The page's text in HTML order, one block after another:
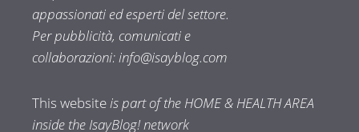
appassionati ed esperti del settore.
Per pubblicità, comunicati e
collaborazioni:info@isayblog.com
This websiteis part of the HOME & HEALTH AREA
inside the IsayBlog! network